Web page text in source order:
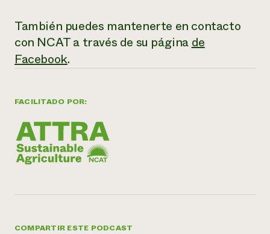
FACILITADO POR:
COMPARTIR ESTE PODCAST
También puedes mantenerte en contacto
con NCAT a través de su páginade
Facebook.